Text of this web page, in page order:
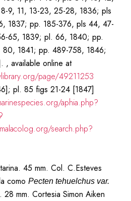
9, 11, 13-23, 25-28, 1836; pls
1837; pp. 185-376, pls 44, 47-
65, 1839; pl. 66, 1840; pp.
1841; pp. 489-758, 1846;
, available online at
page/49211253
pl. 85 figs 21-24 [1847]
aphia.php?
search.php?
45 mm. Col. C.Esteves
como Pecten tehuelchus var.
mm. Cortesia Simon Aiken